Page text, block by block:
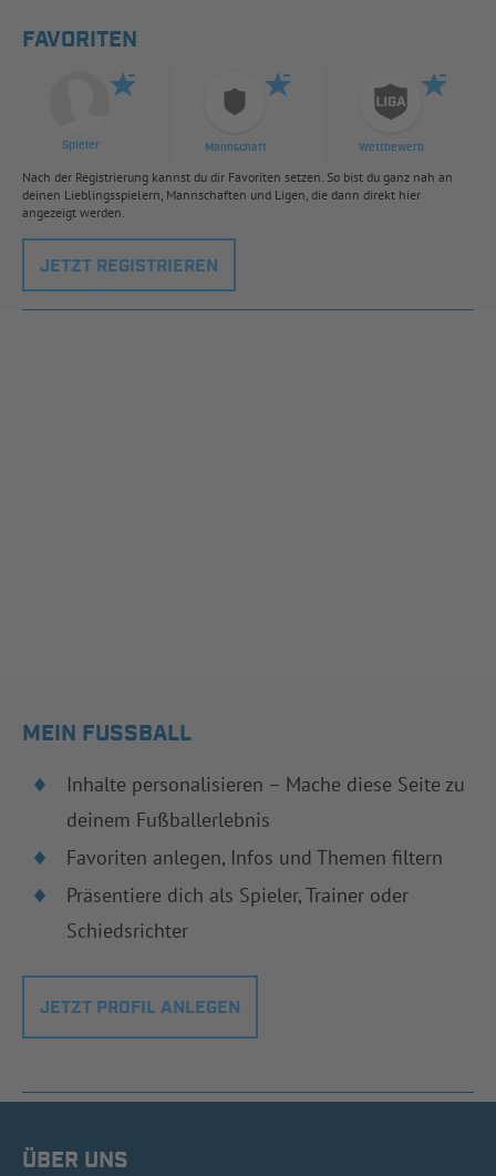
FAVORITEN
Spieler Mannschaft Wettbewerb
Nach der Registrierung kannst du dir Favoriten setzen. So bist du ganz nah an
deinen Lieblingsspielern, Mannschaften und Ligen, die dann direkt hier
angezeigt werden.
JETZT REGISTRIEREN
MEIN FUSSBALL
Inhalte personalisieren – Mache diese Seite zu
deinem Fußballerlebnis
Favoriten anlegen, Infos und Themen filtern
Präsentiere dich als Spieler, Trainer oder
Schiedsrichter
JETZT PROFIL ANLEGEN
ÜBER UNS